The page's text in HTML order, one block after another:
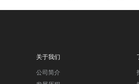
关于我们
公司简介